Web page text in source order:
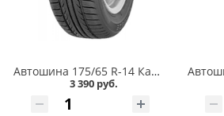
Автошина 175/65 R-14 Кама Breeze (НК-132) 82H в Кургане
3 390 руб.